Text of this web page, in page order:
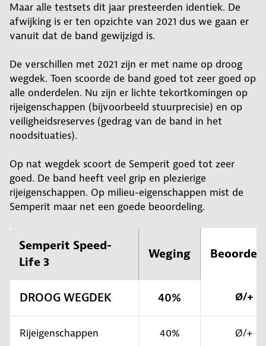
Maar alle testsets dit jaar presteerden identiek. De
afwijking is er ten opzichte van 2021 dus we gaan er
vanuit dat de band gewijzigd is.
De verschillen met 2021 zijn er met name op droog
wegdek. Toen scoorde de band goed tot zeer goed op
alle onderdelen. Nu zijn er lichte tekortkomingen op
rijeigenschappen (bijvoorbeeld stuurprecisie) en op
veiligheidsreserves (gedrag van de band in het
noodsituaties).
Op nat wegdek scoort de Semperit goed tot zeer
goed. De band heeft veel grip en plezierige
rijeigenschappen. Op milieu-eigenschappen mist de
Semperit maar net een goede beoordeling.
Semperit Speed-
Life 3
Weging
DROOG WEGDEK 40% Ø/+
Rijeigenschappen 40% Ø/+